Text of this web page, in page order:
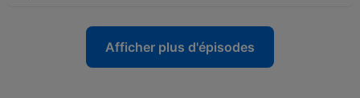
Afficher plus d'épisodes